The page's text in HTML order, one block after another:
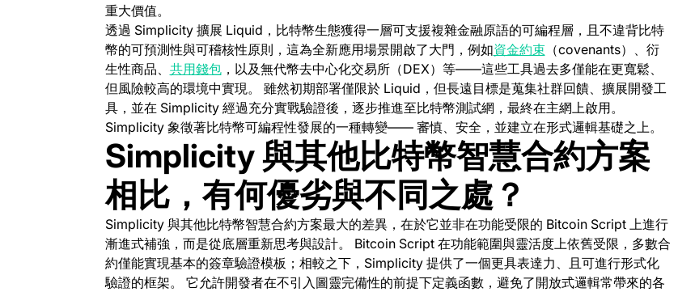
重大價值。
透過 Simplicity 擴展 Liquid，比特幣生態獲得一層可支援複雜金融原語的可編程層，且不違背比特
幣的可預測性與可稽核性原則， 這為全新應用場景開啟了大門，例如資金約束(opens in a new tab)
（covenants）、衍
生性商品、 共用錢包 (opens in a new tab)
，以及無代幣去中心化交易所（DEX）等——這些工具過去多僅能在更寬鬆、
但風險較高的環境中實現。 雖然初期部署僅限於 Liquid，但長遠目標是蒐集社群回饋、擴展開發工
具，並在 Simplicity 經過充分實戰驗證後，逐步推進至比特幣測試網，最終在主網上啟用。
Simplicity 象徵著比特幣可編程性發展的一種轉變—— 審慎、安全，並建立在形式邏輯基礎之上。
Simplicity 與其他比特幣智慧合約方案
相比，有何優劣與不同之處？
Simplicity 與其他比特幣智慧合約方案最大的差異，在於它並非在功能受限的 Bitcoin Script 上進行
漸進式補強，而是從底層重新思考與設計。 Bitcoin Script 在功能範圍與靈活度上依舊受限，多數合
約僅能實現基本的簽章驗證模板；相較之下，Simplicity 提供了一個更具表達力、且可進行形式化
驗證的框架。 它允許開發者在不引入圖靈完備性的前提下定義函數，避免了開放式邏輯常帶來的各